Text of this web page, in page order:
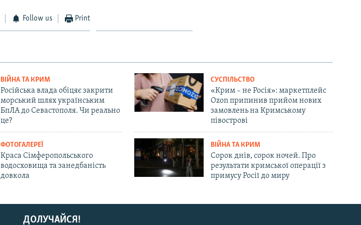
Follow us Print
ВІЙНА ТА КРИМ
Російська влада обіцяє закрити
морський шлях українським
БпЛА до Севастополя. Чи реально
це?
СУСПІЛЬСТВО
«Крим – не Росія»: маркетплейс
Ozon припинив прийом нових
замовлень на Кримському
півострові
ФОТОГАЛЕРЕЇ
Краса Сімферопольського
водосховища та занедбаність
довкола
ВІЙНА ТА КРИМ
Сорок днів, сорок ночей. Про
результати кримської операції з
примусу Росії до миру
ДОЛУЧАЙСЯ!